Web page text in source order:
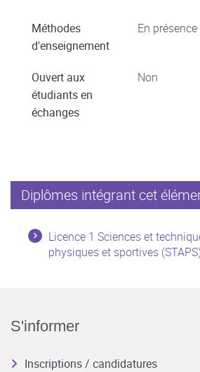
Méthodes
d'enseignement
En présence
Ouvert aux
étudiants en
échanges
Non
Diplômes intégrant cet
Licence 1 Sciences et
physiques et sportives (STAPS)
S'informer
Inscriptions / candidatures